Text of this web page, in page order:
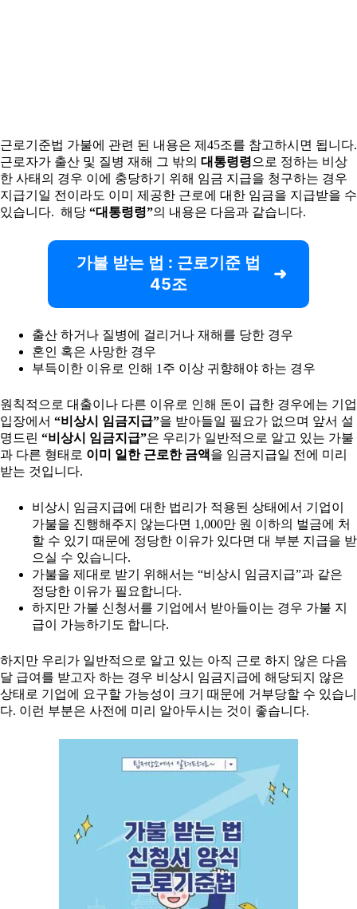
근로기준법 가불에 관련 된 내용은 제45조를 참고하시면 됩니다.
근로자가 출산 및 질병 재해 그 밖의 대통령령으로 정하는 비상
한 사태의 경우 이에 충당하기 위해 임금 지급을 청구하는 경우
지급기일 전이라도 이미 제공한 근로에 대한 임금을 지급받을 수
있습니다. 해당 “대통령령”의 내용은 다음과 같습니다.
가불 받는 법 : 근로기준 법
45조
출산 하거나 질병에 걸리거나 재해를 당한 경우
혼인 혹은 사망한 경우
부득이한 이유로 인해 1주 이상 귀향해야 하는 경우
원칙적으로 대출이나 다른 이유로 인해 돈이 급한 경우에는 기업
입장에서 “비상시 임금지급”을 받아들일 필요가 없으며 앞서 설
명드린 “비상시 임금지급”은 우리가 일반적으로 알고 있는 가불
과 다른 형태로 이미 일한 근로한 금액을 임금지급일 전에 미리
받는 것입니다.
비상시 임금지급에 대한 법리가 적용된 상태에서 기업이
가불을 진행해주지 않는다면 1,000만 원 이하의 벌금에 처
할 수 있기 때문에 정당한 이유가 있다면 대 부분 지급을 받
으실 수 있습니다.
가불을 제대로 받기 위해서는 “비상시 임금지급”과 같은
정당한 이유가 필요합니다.
하지만 가불 신청서를 기업에서 받아들이는 경우 가불 지
급이 가능하기도 합니다.
하지만 우리가 일반적으로 알고 있는 아직 근로 하지 않은 다음
달 급여를 받고자 하는 경우 비상시 임금지급에 해당되지 않은
상태로 기업에 요구할 가능성이 크기 때문에 거부당할 수 있습니
다. 이런 부분은 사전에 미리 알아두시는 것이 좋습니다.